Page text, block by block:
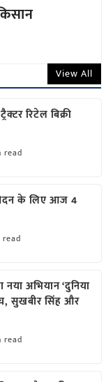
View All
रिटेल बिक्री
read
के लिए आज 4
नया अभियान ‘दुनिया
सुखबीर सिंह और
read